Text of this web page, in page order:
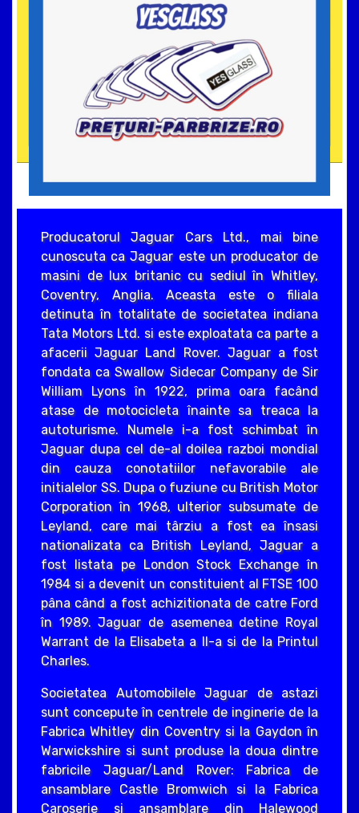
Producatorul Jaguar Cars Ltd., mai bine
cunoscuta ca Jaguar este un producator de
masini de lux britanic cu sediul în Whitley,
Coventry, Anglia. Aceasta este o filiala
detinuta în totalitate de societatea indiana
Tata Motors Ltd. si este exploatata ca parte a
afacerii Jaguar Land Rover. Jaguar a fost
fondata ca Swallow Sidecar Company de Sir
William Lyons în 1922, prima oara facând
atase de motocicleta înainte sa treaca la
autoturisme. Numele i-a fost schimbat în
Jaguar dupa cel de-al doilea razboi mondial
din cauza conotatiilor nefavorabile ale
initialelor SS. Dupa o fuziune cu British Motor
Corporation în 1968, ulterior subsumate de
Leyland, care mai târziu a fost ea însasi
nationalizata ca British Leyland, Jaguar a
fost listata pe London Stock Exchange în
1984 si a devenit un constituient al FTSE 100
pâna când a fost achizitionata de catre Ford
în 1989. Jaguar de asemenea detine Royal
Warrant de la Elisabeta a II-a si de la Printul
Charles.
Societatea Automobilele Jaguar de astazi
sunt concepute în centrele de inginerie de la
Fabrica Whitley din Coventry si la Gaydon în
Warwickshire si sunt produse la doua dintre
fabricile Jaguar/Land Rover: Fabrica de
ansamblare Castle Bromwich si la Fabrica
Caroserie si ansamblare din Halewood